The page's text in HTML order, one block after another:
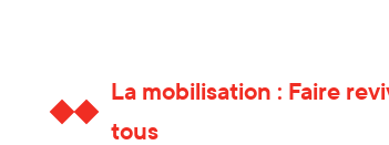
La mobilisation : Faire
tous